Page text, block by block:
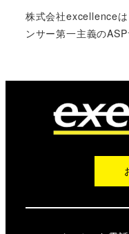
株式会社excellence
ンサー第一主義の